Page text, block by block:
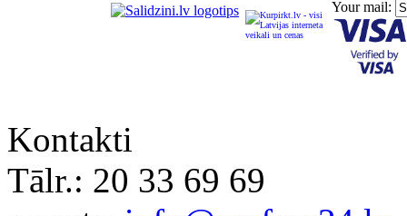
Your mail:
Kontakti
Tālr.: 20 33 69 69